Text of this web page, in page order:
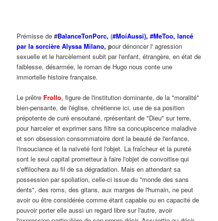
Prémisse de#BalanceTonPorc, (#MoiAussi), #MeToo, lancé
par la sorcière Alyssa Milano, pour dénoncer l' agression
sexuelle et le harcèlement subit par l'enfant, étrangère, en état de
faiblesse, désarmée, le roman de Hugo nous conte une
immortelle histoire française.
Le prêtre Frollo, figure de l'institution dominante, de la "moralité"
bien-pensante, de l'église, chrétienne ici, use de sa position
prépotente de curé ensoutané, rprésentant de "Dieu" sur terre,
pour harceler et exprimer sans filtre sa concupiscence maladive
et son obsession consommatoire dont la beauté de l'enfance,
l'insouciance et la naïveté font l'objet. La fraîcheur et la pureté
sont le seul capital prometteur à faire l'objet de convoitise qui
s'effilochera au fil de sa dégradation. Mais en attendant sa
possession par spoliation, celle-ci issue du "monde des sans
dents", des roms, des gitans, aux marges de l'humain, ne peut
avoir ou être considérée comme étant capable ou en capacité de
pouvoir porter elle aussi un regard libre sur l'autre, avoir